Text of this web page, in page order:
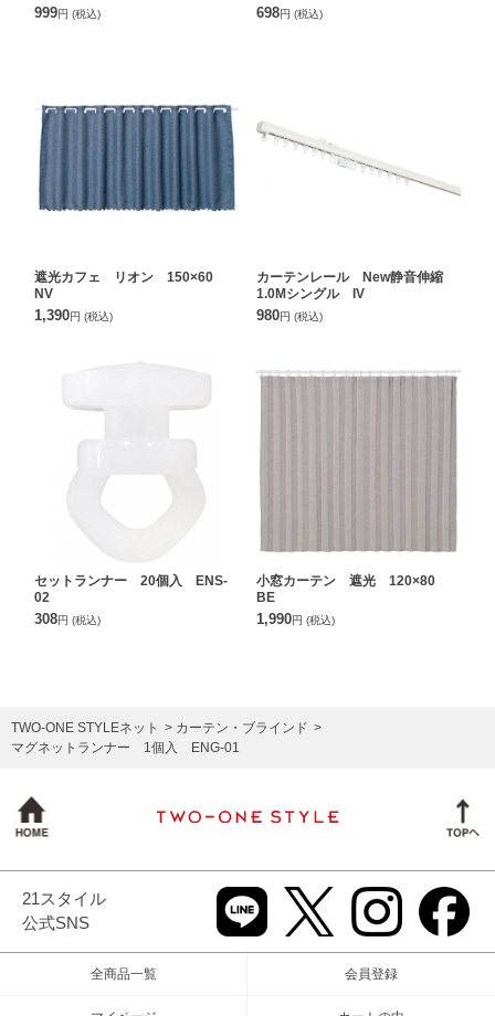
999円 (税込) 698円 (税込)
遮光カフェ リオン 150×60
NV
1,390円 (税込)
カーテンレール New静音伸縮
1.0Mシングル IV
980円 (税込)
セットランナー 20個入 ENS-
02
308円 (税込)
小窓カーテン 遮光 120×80
BE
1,990円 (税込)
TWO-ONE STYLEネット
カーテン・ブラインド
マグネットランナー 1個入 ENG-01
21スタイル
公式SNS
全商品一覧 会員登録